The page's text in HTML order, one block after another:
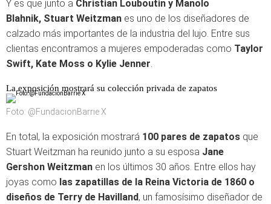
Y es que junto a Christian Louboutin y Manolo
Blahnik, Stuart Weitzman es uno de los diseñadores de
calzado más importantes de la industria del lujo. Entre sus
clientas encontramos a mujeres empoderadas como Taylor
Swift, Kate Moss o Kylie Jenner.
La exposición mostrará su colección privada de zapatos
Foto: @FundacionBarrie X
En total, la exposición mostrará 100 pares de zapatos que
Stuart Weitzman ha reunido junto a su esposa Jane
Gershon Weitzman en los últimos 30 años. Entre ellos hay
joyas como las zapatillas de la Reina Victoria de 1860 o
diseños de Terry de Havilland, un famosísimo diseñador de